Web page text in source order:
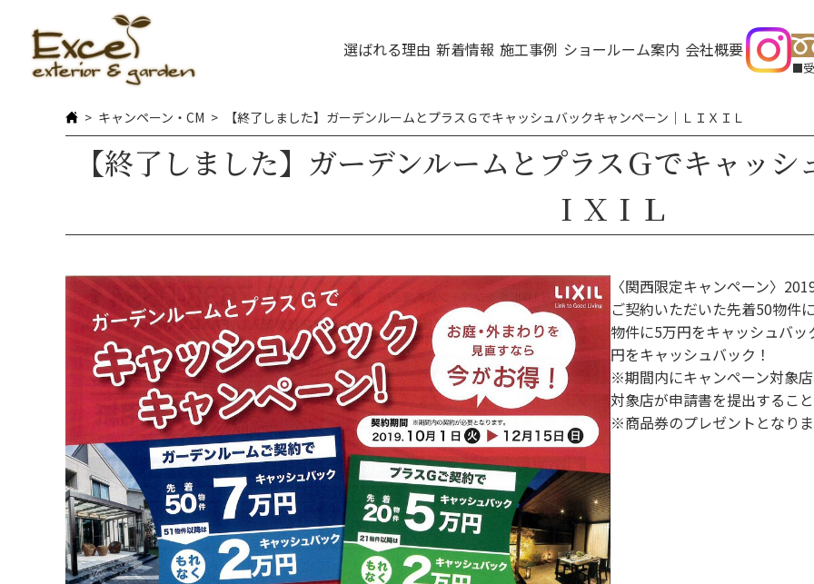
選ばれる理由 新着情報 施工事例 ショールーム案内 会社概要
キャンペーン・CM 【終了しました】ガーデンルームとプラスＧでキャッシュバックキャンペーン｜ＬＩＸＩＬ
【終了しました】ガーデンルームとプラスＧでキャッ
ＩＸＩＬ
〈関西限定キャンペーン〉
ご契約いただいた先着50物件
物件に5万円をキャッシュバ
円をキャッシュバック！
※期間内にキャンペーン対象
対象店が申請書を提出するこ
※商品券のプレゼントとなり